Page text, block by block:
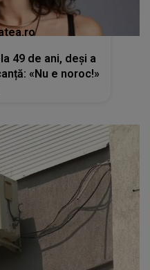
49 de ani, deși a
«Nu e noroc!»